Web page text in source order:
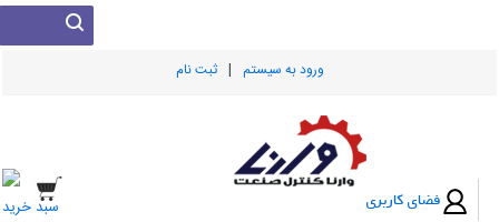
ورود به سيستم| ثبت نام
فضای کاربری سبد خرید